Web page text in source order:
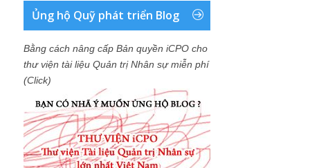
Ủng hộ Quỹ phát triển Blog
Bằng cách nâng cấp Bản quyền iCPO cho
thư viện tài liệu Quản trị Nhân sự miễn phí
(Click)